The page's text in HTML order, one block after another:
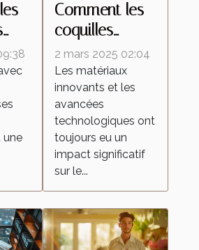
la
une
Comment les
coquilles
d'œufs
améliorent les
peintures
réfléchissantes
2 mars 2025 02:04
Les matériaux
innovants et les
avancées
technologiques ont
toujours eu un
impact significatif
sur le...